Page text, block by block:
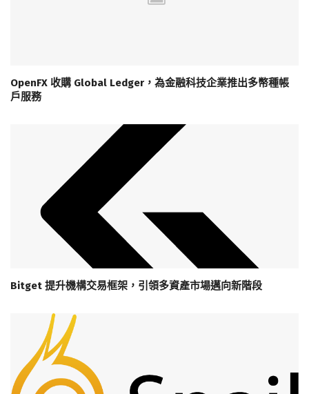
OpenFX 收購 Global Ledger，為金融科技企業推出多幣種帳
戶服務
Bitget 提升機構交易框架，引領多資產市場邁向新階段